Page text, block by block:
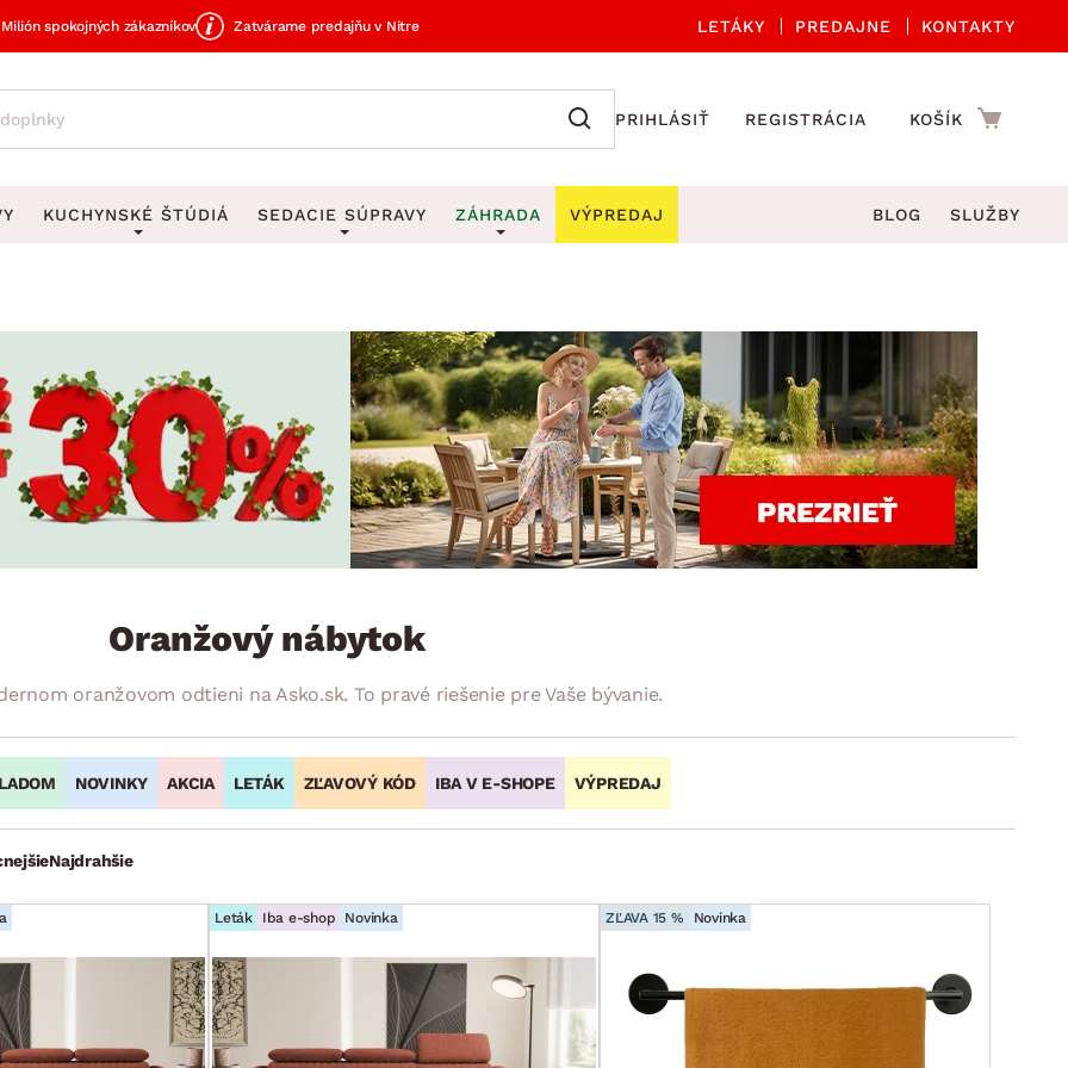
Milión spokojných zákazníkov Zatvárame predajňu v Nitre LETÁKY PREDAJNE KONTAKTY
PRIHLÁSIŤ REGISTRÁCIA KOŠÍK
Obrazy
Zrkadlá
Hodiny
Vázy
Zobrazit vše
Vešiaky na kľúče
Stojany na dáždniky
Stojany na noviny
Stojany na oblečenie
Zobrazit vše
Kuchynské príslušenstvo
Kúpeľňové doplnky
Záhradné doplnky
ZÁHRADNÉ DOPLNKY VIANOCE
KUCHYNSKÉ ŠTÚDIÁ SEDACIE SÚPRAVY
Rohové sedacie súpravy
Sedacie súpravy 3-2-1
Sedacie súpravy na mieru
ZÁHRADA
Záhradné stoličky a kreslá
Záhradné lavice
Záhradné stoly
Záhradné hojdačky
Záhradné lehátka
Záhradné doplnky
VÝPREDAJ BLOG SLUŽBY
Oranžový nábytok
oranžovom odtieni na Asko.sk. To pravé riešenie pre Vaše bývanie.
NOVINKY AKCIA LETÁK ZĽAVOVÝ KÓD IBA V E-SHOPE VÝPREDAJ
Najdrahšie
Leták Iba e-shop Novinka ZĽAVA 15 % Novinka